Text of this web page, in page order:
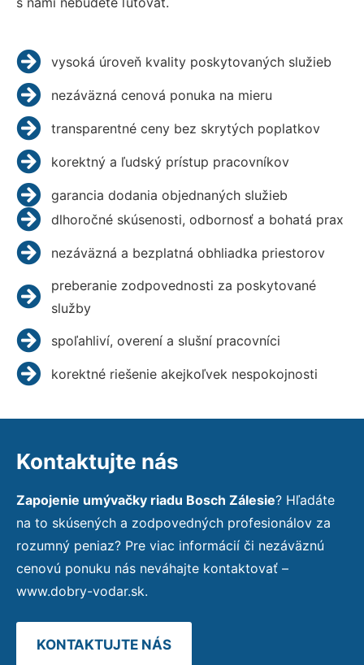
vysoká úroveň kvality poskytovaných služieb
nezáväzná cenová ponuka na mieru
transparentné ceny bez skrytých poplatkov
korektný a ľudský prístup pracovníkov
garancia dodania objednaných služieb
dlhoročné skúsenosti, odbornosť a bohatá prax
nezáväzná a bezplatná obhliadka priestorov
preberanie zodpovednosti za poskytované
služby
spoľahliví, overení a slušní pracovníci
korektné riešenie akejkoľvek nespokojnosti
Kontaktujte nás
Zapojenie umývačky riadu Bosch Zálesie? Hľadáte
na to skúsených a zodpovedných profesionálov za
rozumný peniaz? Pre viac informácií či nezáväznú
cenovú ponuku nás neváhajte kontaktovať –
www.dobry-vodar.sk.
KONTAKTUJTE NÁS